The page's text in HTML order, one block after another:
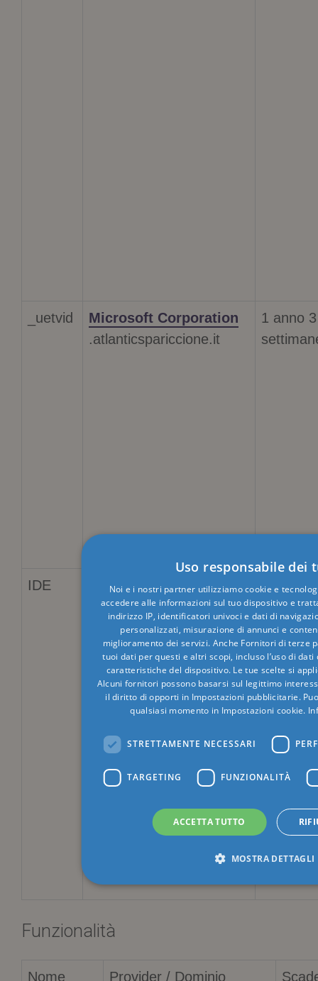
_uetvid
Microsoft Corporation
.atlanticspariccione.it
1 anno 3
IDE
Google LLC
.doubleclick.net
1 anno 3
Funzionalità
Nome Provider / Dominio
Uso responsabile dei
Noi e i nostri partner utilizziamo cookie e
accedere alle informazioni sul tuo dispositivo e
indirizzo IP, identificatori univoci e dati di
personalizzati, misurazione di annunci e
miglioramento dei servizi. Anche Fornitori di terze
tuoi dati per questi e altri scopi, incluso l’uso di
caratteristiche del dispositivo. Le tue scelte si
Alcuni fornitori possono basarsi sul legittimo
il diritto di opporti in Impostazioni pubblicitarie.
qualsiasi momento in Impostazioni cookie.
STRETTAMENTE NECESSARI
TARGETING FUNZIONALITÀ
ACCETTA TUTTO
MOSTRA DETTAGLI
l'accesso dell'utente e la gestione dell'account. Il sito web